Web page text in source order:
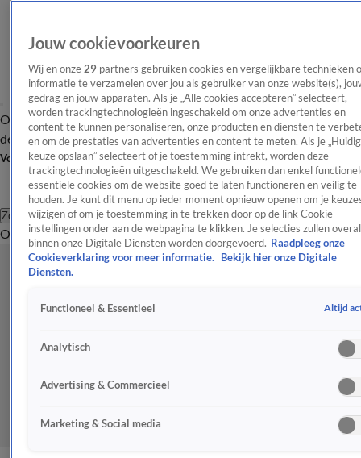
OverzichtAfleveringen Entertainment TV Algemeen
Tip
de redactieNieuwsbrief
Volg Shownieuws
Zoeken
OverzichtEntertainmentSpraakmakendRealityCrimeVideo's
Jouw cookievoorkeuren
Wij en onze 29 partners gebruiken cookies en vergelijkbare technieken
informatie te verzamelen over jou als gebruiker van onze website(s),
gedrag en jouw apparaten. Als je „Alle cookies accepteren” selecteert,
worden trackingtechnologieën ingeschakeld om onze advertenties en
content te kunnen personaliseren, onze producten en diensten te
en om de prestaties van advertenties en content te meten. Als je
keuze opslaan” selecteert of je toestemming intrekt, worden deze
trackingtechnologieën uitgeschakeld. We gebruiken dan enkel
essentiële cookies om de website goed te laten functioneren en veilig te
houden. Je kunt dit menu op ieder moment opnieuw openen om je
wijzigen of om je toestemming in te trekken door op de link Cookie-
instellingen onder aan de webpagina te klikken. Je selecties zullen overal
binnen onze Digitale Diensten worden doorgevoerd. Raadpleeg onze
Cookieverklaring voor meer informatie.
Bekijk hier onze Digitale
Diensten.
Functioneel & Essentieel Altijd
Analytisch
Advertising & Commercieel
Marketing & Social media